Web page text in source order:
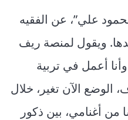
علي”، عن الفقيه
ويقول لمنصة ريف
أكثر من 15 عاما وأنا أعمل في تربية
الوضع الآن تغير، خلال
أكثر من 14 رأسًا من أغنامي، بين ذكور